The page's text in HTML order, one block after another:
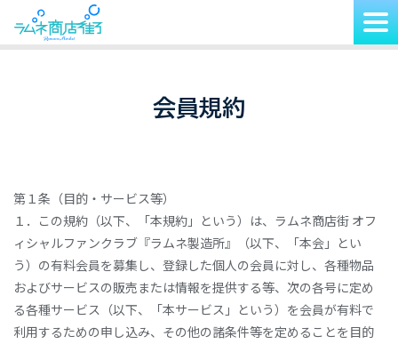
会員規約
第１条（目的・サービス等）
１．この規約（以下、「本規約」という）は、ラムネ商店街 オフ
ィシャルファンクラブ『ラムネ製造所』（以下、「本会」とい
う）の有料会員を募集し、登録した個人の会員に対し、各種物品
およびサービスの販売または情報を提供する等、次の各号に定め
る各種サービス（以下、「本サービス」という）を会員が有料で
利用するための申し込み、その他の諸条件等を定めることを目的